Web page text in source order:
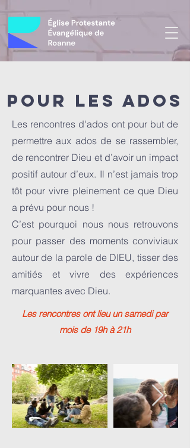
Pour les ados
Les rencontres d'ados ont pour but de
permettre aux ados de se rassembler,
de rencontrer Dieu et d’avoir un impact
positif autour d’eux. Il n’est jamais trop
tôt pour vivre pleinement ce que Dieu
a prévu pour nous !
C’est pourquoi nous nous retrouvons
pour passer des moments conviviaux
autour de la parole de DIEU, tisser des
amitiés et vivre des expériences
marquantes avec Dieu.
Les rencontres ont lieu un samedi par
mois de 19h à 21h